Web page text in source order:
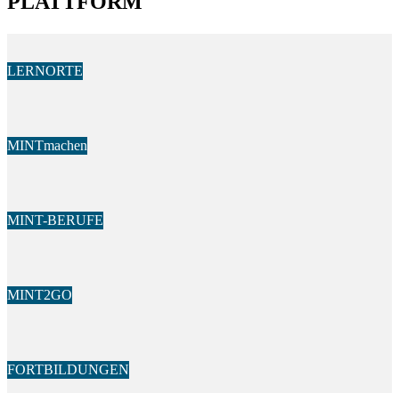
LERNORTE
MINTmachen
MINT-BERUFE
MINT2GO
FORTBILDUNGEN